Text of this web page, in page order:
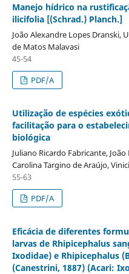
Manejo hídrico na
ilicifolia [(Schrad.) Planch.]
João Alexandre Lopes Dranski,
de Matos Malavasi
45-54
PDF/A
Utilização de espécies
facilitação para o
biológica
Juliano Ricardo Fabricante,
Carolina Targino de Araújo,
55-63
PDF/A
Eficácia de diferentes
larvas de Rhipicephalus
Ixodidae) e Rhipicephalus
(Canestrini, 1887) (Acari: